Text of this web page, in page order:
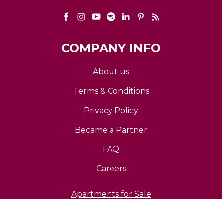
COMPANY INFO
About us
Terms & Conditions
Privacy Policy
Became a Partner
FAQ
Careers
Apartments for Sale